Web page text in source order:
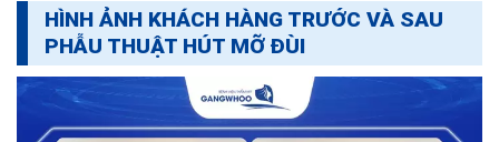
HÌNH ẢNH KHÁCH HÀNG TRƯỚC VÀ SAU
PHẪU THUẬT HÚT MỠ ĐÙI